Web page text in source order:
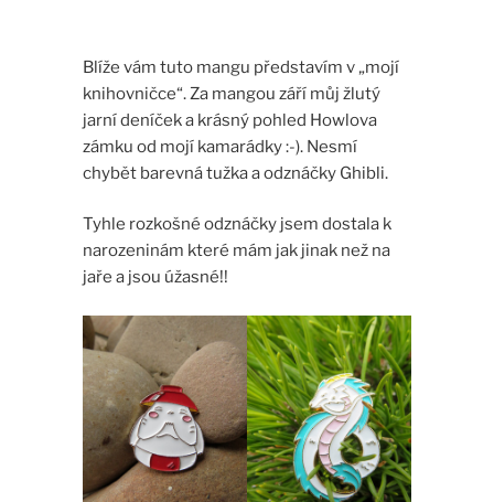
Blíže vám tuto mangu představím v „mojí
knihovničce“. Za mangou září můj žlutý
jarní deníček a krásný pohled Howlova
zámku od mojí kamarádky :-). Nesmí
chybět barevná tužka a odznáčky Ghibli.
Tyhle rozkošné odznáčky jsem dostala k
narozeninám které mám jak jinak než na
jaře a jsou úžasné!!